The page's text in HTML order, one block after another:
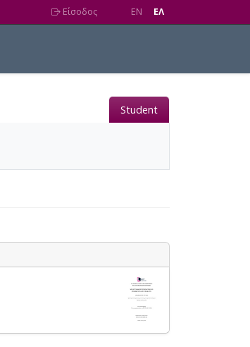
Είσοδος EN EΛ
Student